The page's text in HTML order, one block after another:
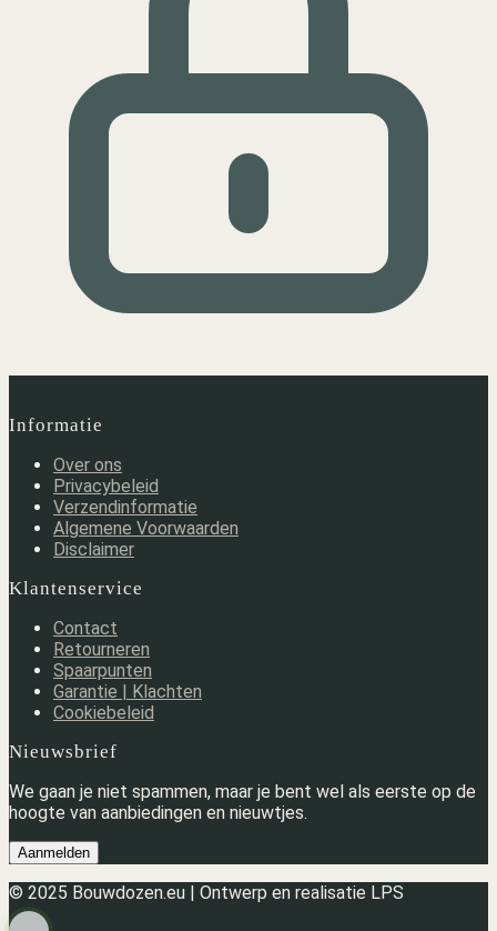
Informatie
Over ons
Privacybeleid
Verzendinformatie
Algemene Voorwaarden
Disclaimer
Klantenservice
Contact
Retourneren
Spaarpunten
Garantie | Klachten
Cookiebeleid
Nieuwsbrief
We gaan je niet spammen, maar je bent wel als eerste op de
hoogte van aanbiedingen en nieuwtjes.
Aanmelden
© 2025 Bouwdozen.eu | Ontwerp en realisatie LPS